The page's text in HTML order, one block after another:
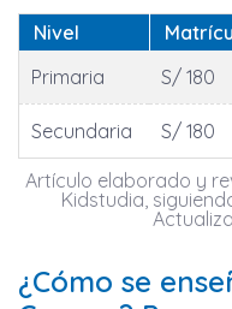
Nivel
Primaria
S/ 180
Secundaria S/ 180
Artículo elaborado y
Kidstudia,
¿Cómo se